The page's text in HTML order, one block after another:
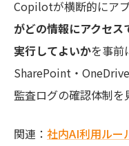
Copilotが横断的にア
がどの情報にアクセ
実行してよいかを事前
SharePoint・
監査ログの確認体制を
関連： 社内AI利用ルー